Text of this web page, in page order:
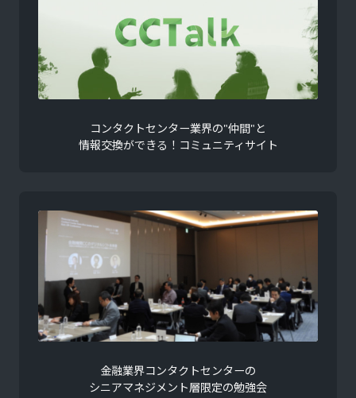
コンタクトセンター業界の"仲間"と
情報交換ができる！コミュニティサイト
金融業界コンタクトセンターの
シニアマネジメント層限定の勉強会